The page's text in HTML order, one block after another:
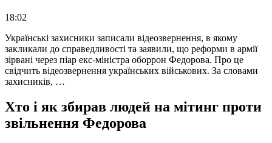
18:02
Українські захисники записали відеозвернення, в якому
закликали до справедливості та заявили, що реформи в армії
зірвані через піар екс-міністра оборрон Федорова. Про це
свідчить відеозвернення українських військових. За словами
захисників, …
Хто і як збирав людей на мітинг проти
звільнення Федорова